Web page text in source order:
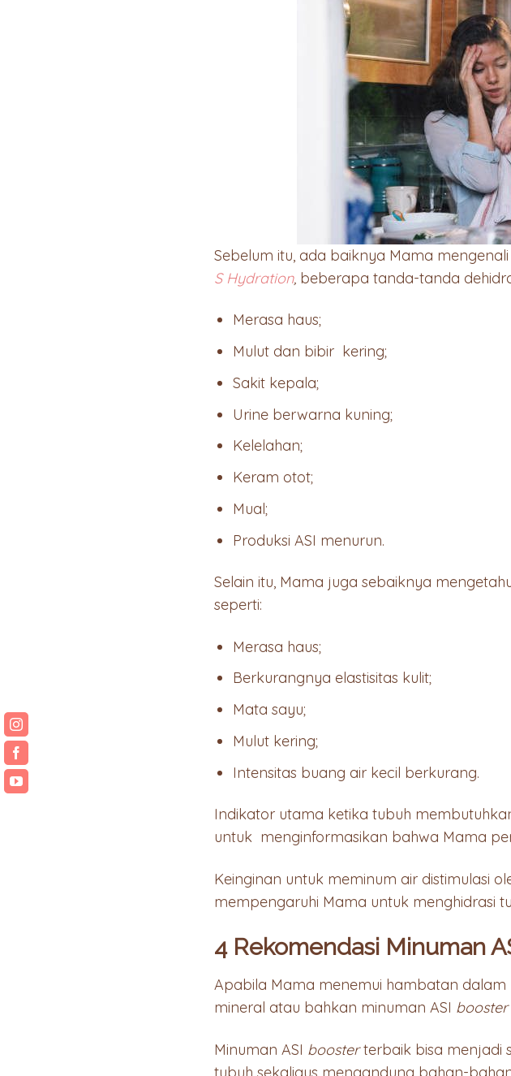
Sebelum itu, ada baiknya Mama
S Hydration,beberapa tanda-tanda
Merasa haus;
Mulut dan bibir kering;
Sakit kepala;
Urine berwarna kuning;
Kelelahan;
Keram otot;
Mual;
Produksi ASI menurun.
Selain itu, Mama juga sebaiknya
seperti:
Merasa haus;
Berkurangnya elastisitas kulit;
Mata sayu;
Mulut kering;
Intensitas buang air kecil berkurang.
Indikator utama ketika tubuh
untuk menginformasikan bahwa Mama
Keinginan untuk meminum air distimulasi
mempengaruhi Mama untuk menghidrasi
4 Rekomendasi Minuman
Apabila Mama menemui hambatan
mineral atau bahkan minuman ASI booster
Minuman ASI boosterterbaik bisa menjadi
tubuh sekaligus mengandung bahan-